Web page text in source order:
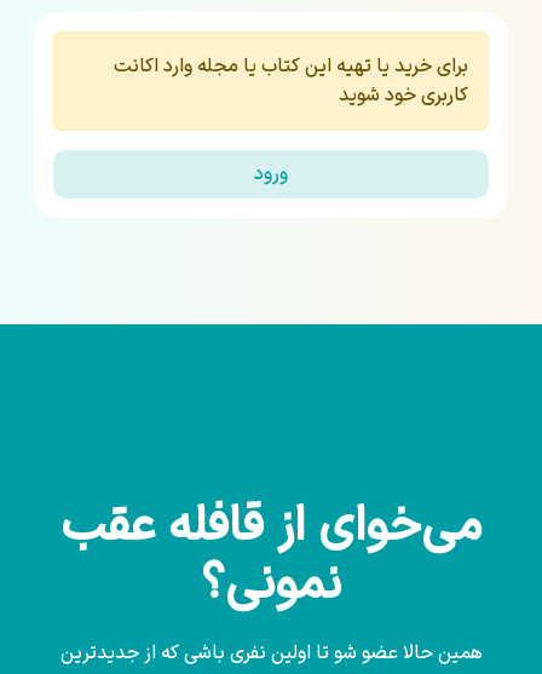
برای خرید یا تهیه این کتاب یا مجله وارد اکانت
کاربری خود شوید
ورود
می‌خوای از قافله عقب
نمونی؟
همین حالا عضو شو تا اولین نفری باشی که از جدیدترین